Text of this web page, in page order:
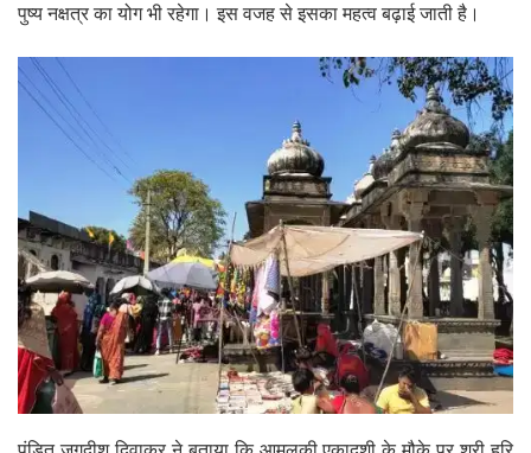
पुष्य नक्षत्र का योग भी रहेगा। इस वजह से इसका महत्व बढ़ाई जाती है।